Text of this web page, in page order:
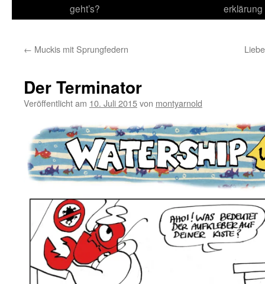
geht’s?
erklärung
← Muckis mit Sprungfedern
Der Terminator
Veröffentlicht am 10. Juli 2015von montyarnold